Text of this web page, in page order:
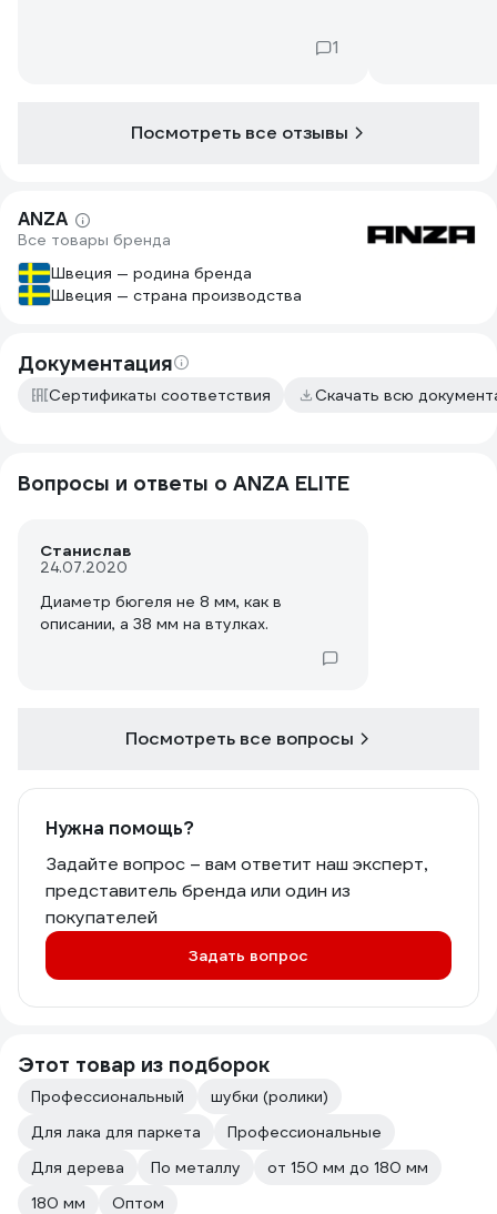
1
Посмотреть все отзывы
ANZA
Все товары бренда
Швеция — родина бренда
Швеция — страна производства
Документация
Сертификаты соответствия Скачать всю
Вопросы и ответы о ANZA ELITE
Станислав
24.07.2020
Диаметр бюгеля не 8 мм, как в
описании, а 38 мм на втулках.
Посмотреть все вопросы
Нужна помощь?
Задайте вопрос – вам ответит наш эксперт,
представитель бренда или один из
покупателей
Задать вопрос
Этот товар из подборок
Профессиональный
шубки (ролики)
Для лака для паркета
Профессиональные
Для дерева
По металлу
от 150 мм до 180 мм
180 мм
Оптом